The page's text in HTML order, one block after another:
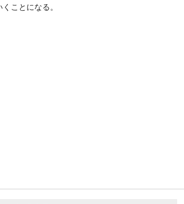
ことになる。